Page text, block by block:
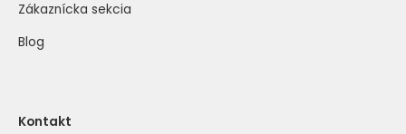
Zákaznícka sekcia
Blog
Kontakt